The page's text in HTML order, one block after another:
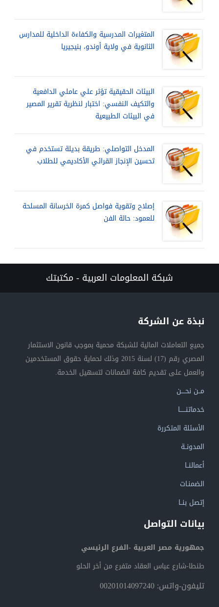
المتغيرات المدرسية والكفاءة الداخلية للمدارس
الثانوية في ولاية أوندو، بنيجيريا
البيئات الحقيقية تؤثر علي عاملي الدافعية
والتكيف النفسي: اختبار لنظرية تقرير المصير
في البيئات الطبيعية
المدخل التواصلي: طريقة بديلة تستخدم في
تحسين الإنجاز القرائي الأكاديمي للطلاب
إصلاح وتقوية فواصل كمرة الخرسانة المسلحة
للعمود: حالة الفن
شبكة المعلومات العربية - مكتبتك
نبذة عن الشركة
جميع التعاملات المالية للشبكة محمية بموجب قانون الاستثمار
المصري رقم (17) لسنة 2015 وذلك لحماية حقوق المستخدمين
والعمل على تقديم كافة الضمانات لتسهيل الخدمة.
مــن نحــــن
خدماتنــــــا
الأسئلة المتكررة
المدونــة
أعمالنــا
الضمنـات
إتصل بنــا
بيانات التواصل
جمهورية مصر العربية -الفرع الرئيسي
طنطا-شارع عباس العقاد متفرع من أخر الحلو
تليفون-واتس: 00201014097240